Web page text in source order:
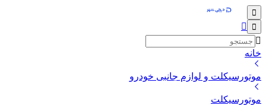
خانه
موتورسیکلت و لوازم جانبی خودرو
موتورسیکلت